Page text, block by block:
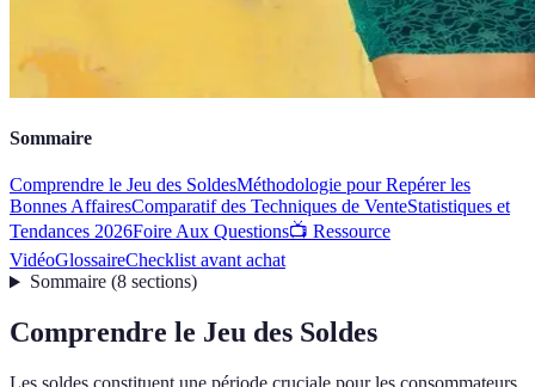
Sommaire
Comprendre le Jeu des SoldesMéthodologie pour Repérer les
Bonnes AffairesComparatif des Techniques de VenteStatistiques et
Tendances 2026Foire Aux Questions📺 Ressource
VidéoGlossaireChecklist avant achat
Sommaire(8 sections)
Comprendre le Jeu des Soldes